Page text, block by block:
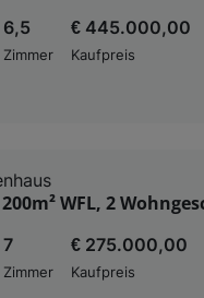
6,5
Zimmer
€ 445.000,00
Kaufpreis
WFL, 2
7
Zimmer
€ 275.000,00
Kaufpreis